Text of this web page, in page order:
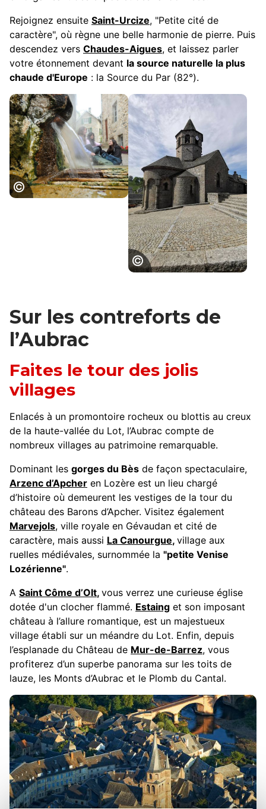
Rejoignez ensuite Saint-Urcize, "Petite cité de
caractère", où règne une belle harmonie de pierre. Puis
descendez vers Chaudes-Aigues, et laissez parler
votre étonnement devant la source naturelle la plus
chaude d'Europe : la Source du Par (82°).
Sur les contreforts de
l’Aubrac
Faites le tour des jolis
villages
Enlacés à un promontoire rocheux ou blottis au creux
de la haute-vallée du Lot, l’Aubrac compte de
nombreux villages au patrimoine remarquable.
Dominant les gorges du Bès de façon spectaculaire,
Arzenc d’Apcher en Lozère est un lieu chargé
d’histoire où demeurent les vestiges de la tour du
château des Barons d’Apcher. Visitez également
Marvejols, ville royale en Gévaudan et cité de
caractère, mais aussi La Canourgue, village aux
ruelles médiévales, surnommée la "petite Venise
Lozérienne".
A Saint Côme d’Olt, vous verrez une curieuse église
dotée d'un clocher flammé. Estaing et son imposant
château à l’allure romantique, est un majestueux
village établi sur un méandre du Lot. Enfin, depuis
l’esplanade du Château de Mur-de-Barrez, vous
profiterez d’un superbe panorama sur les toits de
lauze, les Monts d’Aubrac et le Plomb du Cantal.